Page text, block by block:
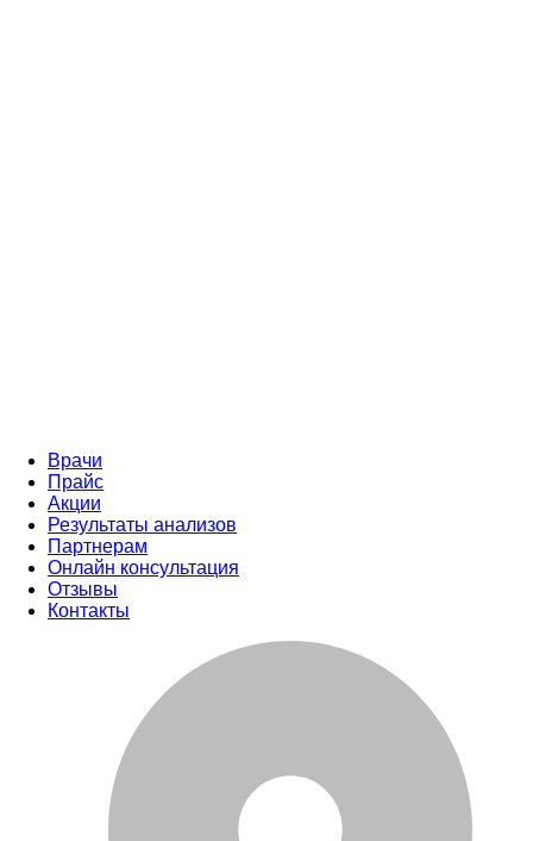
Врачи
Прайс
Акции
Результаты анализов
Партнерам
Онлайн консультация
Отзывы
Контакты